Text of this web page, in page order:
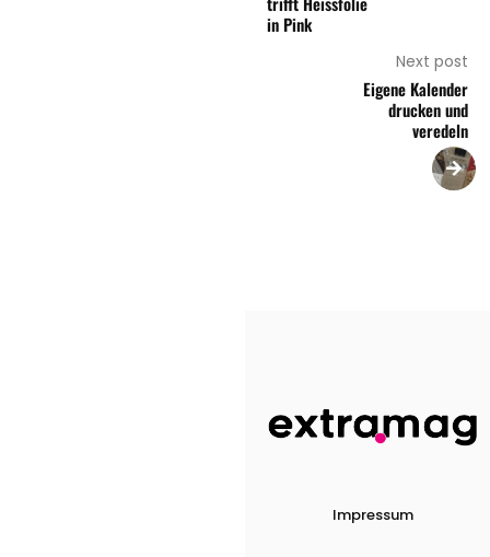
in Pink
Next post
Eigene Kalender
drucken und
veredeln
Impressum